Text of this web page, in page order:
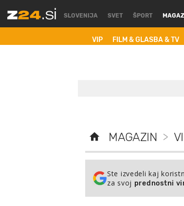
SLOVENIJA SVET ŠPORT
VIP FILM & GLASBA & TV
MAGAZIN >
Ste izvedeli kaj
za svoj prednostni